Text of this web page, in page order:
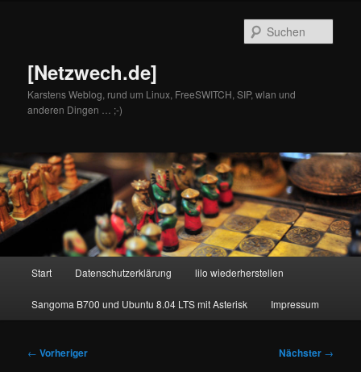
[Netzwech.de]
Karstens Weblog, rund um Linux, FreeSWITCH, SIP, wlan und
anderen Dingen … ;-)
Start Datenschutzerklärung lilo wiederherstellen
Sangoma B700 und Ubuntu 8.04 LTS mit Asterisk Impressum
Beitragsnavigation
← Vorheriger Nächster →